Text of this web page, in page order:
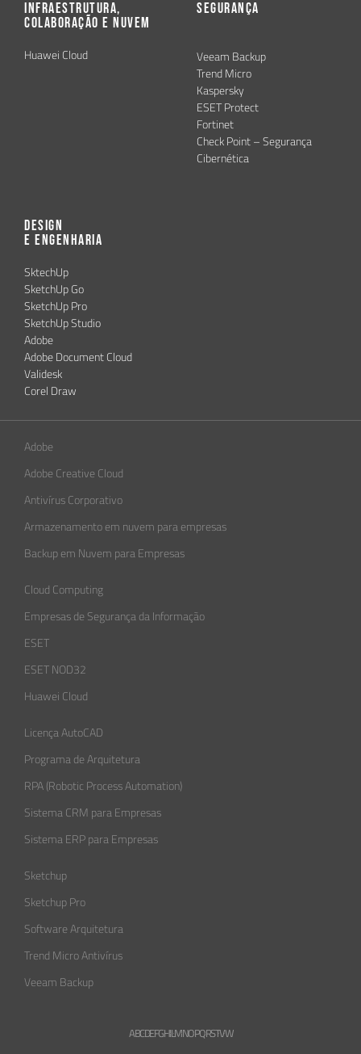
Infraestrutura,
Colaboração e Nuvem
Huawei Cloud
Segurança
Veeam Backup
Trend Micro
Kaspersky
ESET Protect
Fortinet
Check Point – Segurança
Cibernética
Design
e Engenharia
SktechUp
SketchUp Go
SketchUp Pro
SketchUp Studio
Adobe
Adobe Document Cloud
Validesk
Corel Draw
Adobe
Adobe Creative Cloud
Antivírus Corporativo
Armazenamento em nuvem para empresas
Backup em Nuvem para Empresas
Cloud Computing
Empresas de Segurança da Informação​
ESET
ESET NOD32
Huawei Cloud
Licença AutoCAD
Programa de Arquitetura
RPA (Robotic Process Automation)
Sistema CRM para Empresas
Sistema ERP para Empresas
Sketchup
Sketchup Pro
Software Arquitetura
Trend Micro Antivírus
Veeam Backup
ABCDEFGHLMNOPQRSTVW